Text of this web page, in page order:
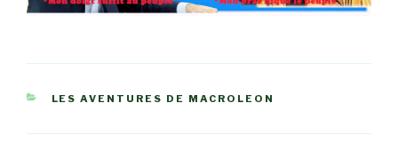
CATÉGORIES
LES AVENTURES DE MACROLEON